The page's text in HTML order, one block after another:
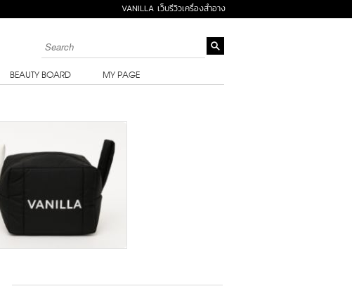
VANILLA เว็บรีวิวเครื่องสำอาง
BEAUTY BOARD MY PAGE